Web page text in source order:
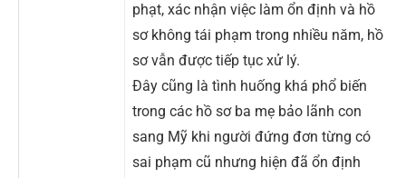
phạt, xác nhận việc làm ổn định và hồ
sơ không tái phạm trong nhiều năm, hồ
sơ vẫn được tiếp tục xử lý.
Đây cũng là tình huống khá phổ biến
trong các hồ sơ ba mẹ bảo lãnh con
sang Mỹ khi người đứng đơn từng có
sai phạm cũ nhưng hiện đã ổn định